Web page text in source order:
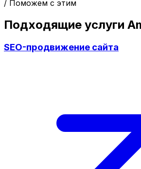
/ Поможем с этим
Подходящие услуги
SEO-продвижение сайта